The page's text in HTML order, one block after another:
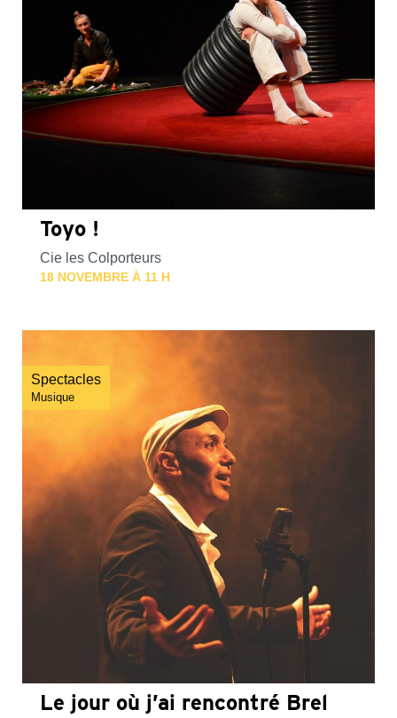
Toyo !
Cie les Colporteurs
18 NOVEMBRE À 11 H
Spectacles
Musique
Le jour où j’ai rencontré Brel